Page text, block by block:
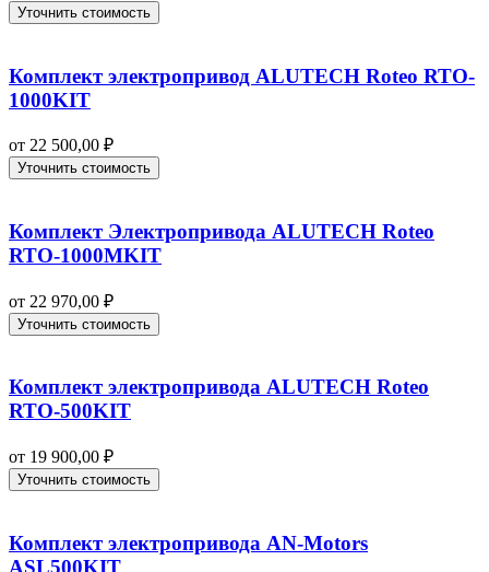
Уточнить стоимость
Комплект электропривод ALUTECH Roteo RTO-
1000KIT
от 22 500,00 ₽
Уточнить стоимость
Комплект Электропривода ALUTECH Roteo
RTO-1000MKIT
от 22 970,00 ₽
Уточнить стоимость
Комплект электропривода ALUTECH Roteo
RTO-500KIT
от 19 900,00 ₽
Уточнить стоимость
Комплект электропривода AN-Motors
ASL500KIT